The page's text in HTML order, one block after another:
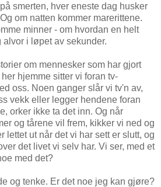
smerten, hver eneste dag husker
om natten kommer marerittene.
minner - om hvordan en helt
i løpet av sekunder.
om mennesker som har gjort
hjemme sitter vi foran tv-
oss. Noen ganger slår vi tv'n av,
vekk eller legger hendene foran
orker ikke ta det inn. Og når
og tårene vil frem, kikker vi ned og
lettet ut når det vi har sett er slutt, og
det livet vi selv har. Vi ser, med et
med det?
og tenke. Er det noe jeg kan gjøre?